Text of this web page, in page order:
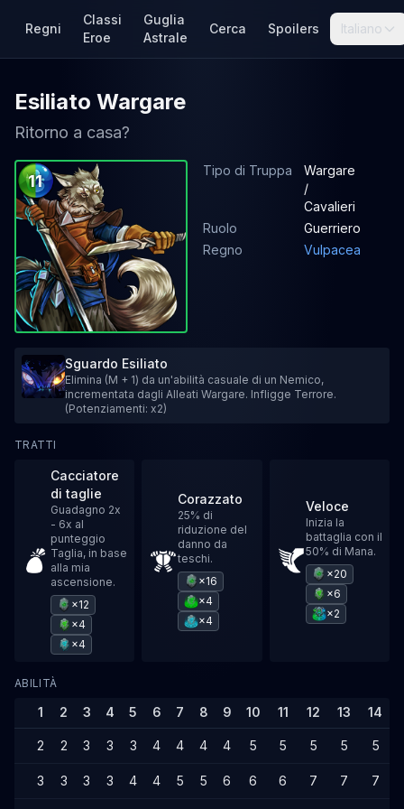
Regni
Classi
Eroe
Guglia
Astrale
Cerca Spoilers Italiano
Esiliato Wargare
Ritorno a casa?
11
Tipo di Truppa
Wargare
/
Cavalieri
Ruolo
Guerriero
Regno
Vulpacea
Sguardo Esiliato
Elimina (M + 1) da un'abilità casuale di un Nemico,
incrementata dagli Alleati Wargare. Infligge Terrore.
(Potenziamenti: x2)
TRATTI
Cacciatore
di taglie
Guadagno 2x
- 6x al
punteggio
Taglia, in base
alla mia
ascensione.
×12
×4
×4
Corazzato
25% di
riduzione del
danno da
teschi.
×16
×4
×4
Veloce
Inizia la
battaglia con il
50% di Mana.
×20
×6
×2
ABILITÀ
1 2 3 4 5 6 7 8 9 10 11 12 13 14
2 2 3 3 3 4 4 4 4 5 5 5 5 5
3 3 3 3 4 4 5 5 6 6 6 7 7 7